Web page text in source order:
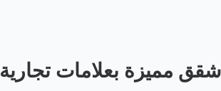
شقق مميزة بعلامات تجارية